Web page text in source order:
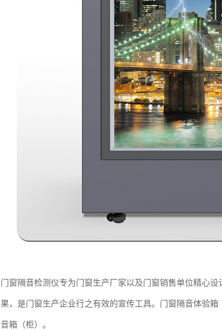
门窗隔音检测仪专为门窗生产厂家以及门窗销售单位精心
果，是门窗生产企业行之有效的宣传工具。门窗隔音体验
音箱（柜）。